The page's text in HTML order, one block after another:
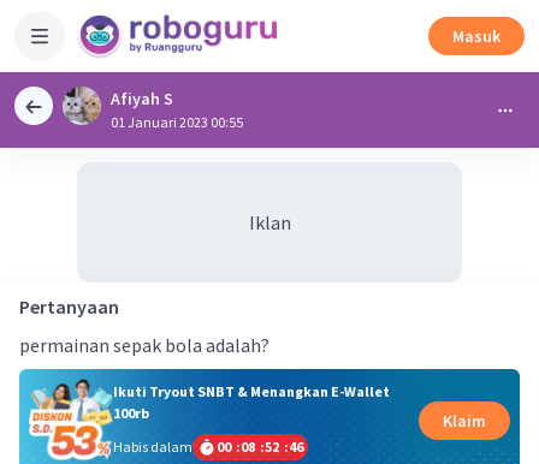
Masuk
Afiyah S
01 Januari 2023 00:55
Iklan
Pertanyaan
permainan sepak bola adalah?
Ikuti Tryout SNBT & Menangkan E-Wallet
100rb
Habis dalam
00 :08 :52 :45
Klaim